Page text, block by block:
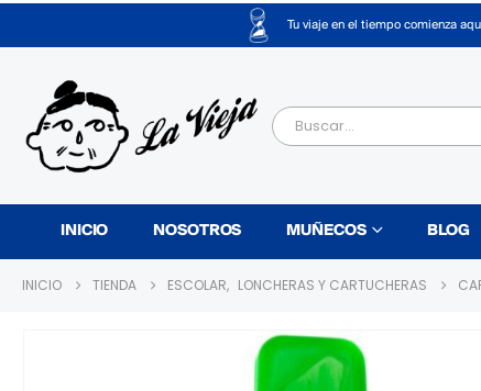
Tu viaje en el tiempo comienza
INICIO NOSOTROS MUÑECOS BLOG
INICIO TIENDA ESCOLAR, LONCHERAS Y CARTUCHERAS